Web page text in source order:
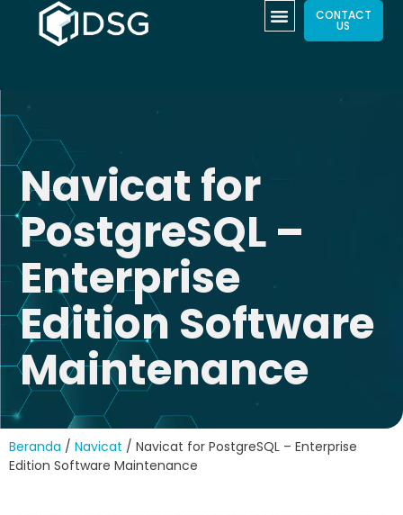
CONTACT
US
Navicat for
PostgreSQL –
Enterprise
Edition Software
Maintenance
Beranda / Navicat / Navicat for PostgreSQL – Enterprise
Edition Software Maintenance